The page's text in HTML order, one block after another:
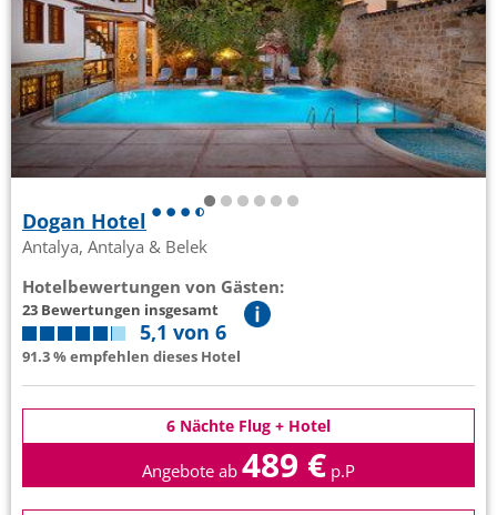
Dogan Hotel
Antalya, Antalya & Belek
Hotelbewertungen von Gästen:
23 Bewertungen insgesamt
5,1 von 6
91.3 % empfehlen dieses Hotel
6 Nächte Flug + Hotel
Angebote ab 489 € p.P